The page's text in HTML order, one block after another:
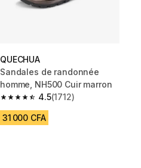
QUECHUA
Sandales de randonnée
homme, NH500 Cuir marron
4.5
4.5 out of 5 stars from 1712 reviews
(1712)
31 000 CFA